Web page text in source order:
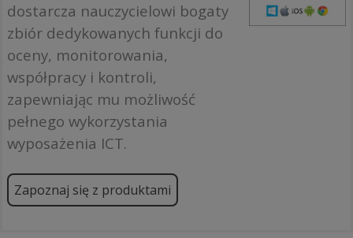
dostarcza nauczycielowi bogaty
zbiór dedykowanych funkcji do
oceny, monitorowania,
współpracy i kontroli,
zapewniając mu możliwość
pełnego wykorzystania
wyposażenia ICT.
Zapoznaj się z produktami